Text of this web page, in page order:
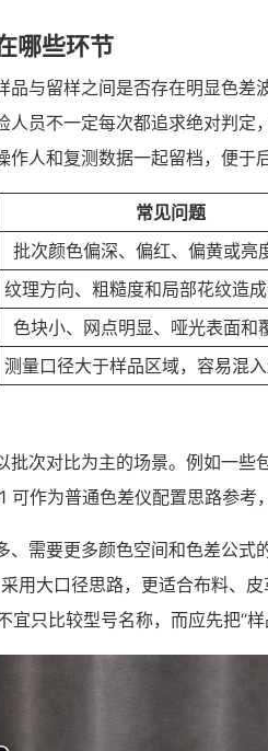
哪些环节
与留样之间是否存在明显色
人员不一定每次都追求绝对判
人和复测数据一起留档，便于
常见问题
批次颜色偏深、偏红、偏黄或亮
纹理方向、粗糙度和局部花纹造
色块小、网点明显、哑光表面和
测量口径大于样品区域，容易混
次对比为主的场景。例如一
作为普通色差仪配置思路参
需要更多颜色空间和色差公
用大口径思路，更适合布料、
只比较型号名称，而应先把“